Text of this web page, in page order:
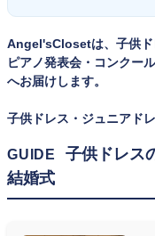
何よりお子様を輝かせま
ズを遠慮なく選べるのが
② 舞台で映える色・楽
発表会の舞台は照明が
ます。ネイビー・ブラッ
Angel'sClosetは、子供ド
ピアノ発表会・コンクー
へお届けします。
子供ドレス・ジュニアド
GUIDE
子供ドレス
結婚式